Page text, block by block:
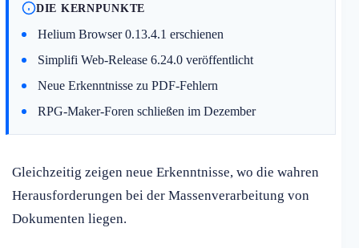
DIE KERNPUNKTE
Helium Browser 0.13.4.1 erschienen
Simplifi Web-Release 6.24.0 veröffentlicht
Neue Erkenntnisse zu PDF-Fehlern
RPG-Maker-Foren schließen im Dezember
Gleichzeitig zeigen neue Erkenntnisse, wo die wahren
Herausforderungen bei der Massenverarbeitung von
Dokumenten liegen.